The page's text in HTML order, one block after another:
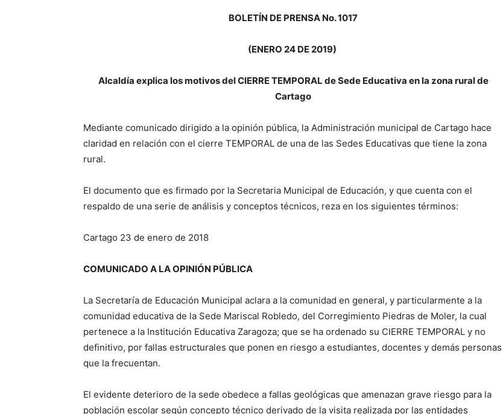
BOLETÍN DE PRENSA No. 1017
(ENERO 24 DE 2019)
Alcaldía explica los motivos del CIERRE TEMPORAL de Sede Educativa en la zona rural de
Cartago
Mediante comunicado dirigido a la opinión pública, la Administración municipal de Cartago hace
claridad en relación con el cierre TEMPORAL de una de las Sedes Educativas que tiene la zona
rural.
El documento que es firmado por la Secretaria Municipal de Educación, y que cuenta con el
respaldo de una serie de análisis y conceptos técnicos, reza en los siguientes términos:
Cartago 23 de enero de 2018
COMUNICADO A LA OPINIÓN PÚBLICA
La Secretaría de Educación Municipal aclara a la comunidad en general, y particularmente a la
comunidad educativa de la Sede Mariscal Robledo, del Corregimiento Piedras de Moler, la cual
pertenece a la Institución Educativa Zaragoza; que se ha ordenado su CIERRE TEMPORAL y no
definitivo, por fallas estructurales que ponen en riesgo a estudiantes, docentes y demás personas
que la frecuentan.
El evidente deterioro de la sede obedece a fallas geológicas que amenazan grave riesgo para la
población escolar según concepto técnico derivado de la visita realizada por las entidades